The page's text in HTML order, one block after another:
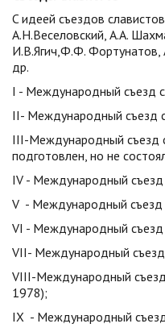
C идеей съездов
А.Н.Веселовский, А.А.
И.В.Ягич,Ф.Ф. Фортунатов,
др.
I - Международный съезд
II- Международный съезд
III-Международный съезд
подготовлен, но не
IV - Международный
V - Международный съезд
VI - Международный
VII- Международный
VIII-Международный
1978);
IХ - Международный